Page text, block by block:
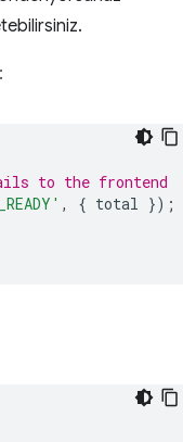
to the frontend
, { total });